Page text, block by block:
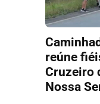
reúne
Cruzeiro
Nossa